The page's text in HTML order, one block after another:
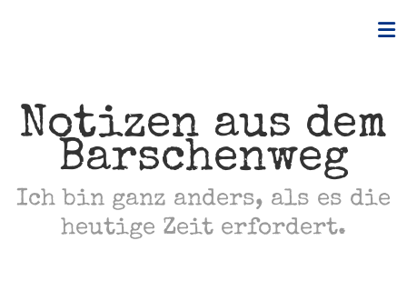
Notizen aus dem
Barschenweg
Ich bin ganz anders, als es die
heutige Zeit erfordert.